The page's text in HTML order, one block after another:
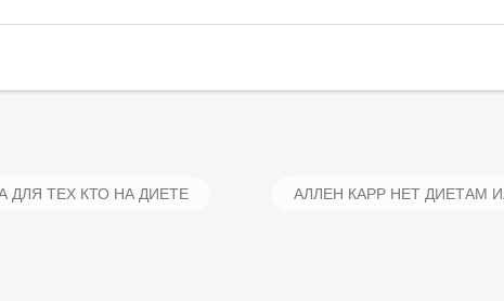
ДЛЯ ТЕХ КТО НА ДИЕТЕ АЛЛЕН КАРР НЕТ ДИЕТАМ